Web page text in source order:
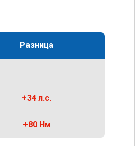
Разница
+34 л.с.
+80 Нм